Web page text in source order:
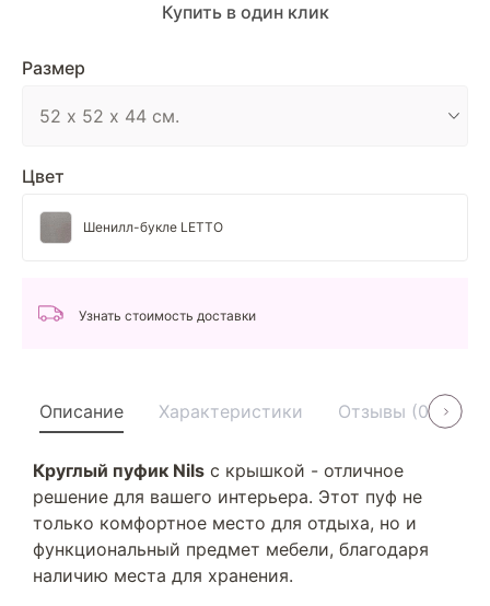
Размер
Цвет
Шенилл-букле LETTO
Купить в один клик
Узнать стоимость доставки
Описание Характеристики Отзывы (0)
Круглый пуфик Nils с крышкой - отличное
решение для вашего интерьера. Этот пуф не
только комфортное место для отдыха, но и
функциональный предмет мебели, благодаря
наличию места для хранения.